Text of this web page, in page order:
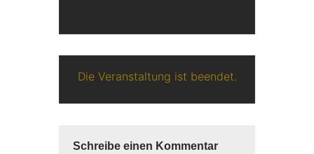
Die Veranstaltung ist beendet.
Schreibe einen Kommentar